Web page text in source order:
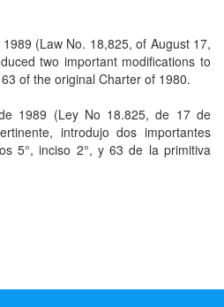
(Law No. 18,825, of August 17,
two important modifications to
of the original Charter of 1980.
1989 (Ley No 18.825, de 17 de
introdujo dos importantes
5°, inciso 2°, y 63 de la primitiva